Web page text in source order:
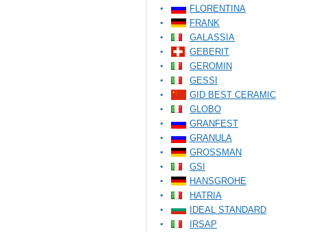
FLORENTINA
FRANK
GALASSIA
GEBERIT
GEROMIN
GESSI
GID BEST CERAMIC
GLOBO
GRANFEST
GRANULA
GROSSMAN
GSI
HANSGROHE
HATRIA
IDEAL STANDARD
IRSAP